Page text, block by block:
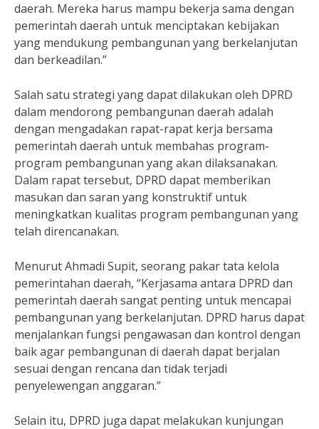
daerah. Mereka harus mampu bekerja sama dengan
pemerintah daerah untuk menciptakan kebijakan
yang mendukung pembangunan yang berkelanjutan
dan berkeadilan.”
Salah satu strategi yang dapat dilakukan oleh DPRD
dalam mendorong pembangunan daerah adalah
dengan mengadakan rapat-rapat kerja bersama
pemerintah daerah untuk membahas program-
program pembangunan yang akan dilaksanakan.
Dalam rapat tersebut, DPRD dapat memberikan
masukan dan saran yang konstruktif untuk
meningkatkan kualitas program pembangunan yang
telah direncanakan.
Menurut Ahmadi Supit, seorang pakar tata kelola
pemerintahan daerah, “Kerjasama antara DPRD dan
pemerintah daerah sangat penting untuk mencapai
pembangunan yang berkelanjutan. DPRD harus dapat
menjalankan fungsi pengawasan dan kontrol dengan
baik agar pembangunan di daerah dapat berjalan
sesuai dengan rencana dan tidak terjadi
penyelewengan anggaran.”
Selain itu, DPRD juga dapat melakukan kunjungan